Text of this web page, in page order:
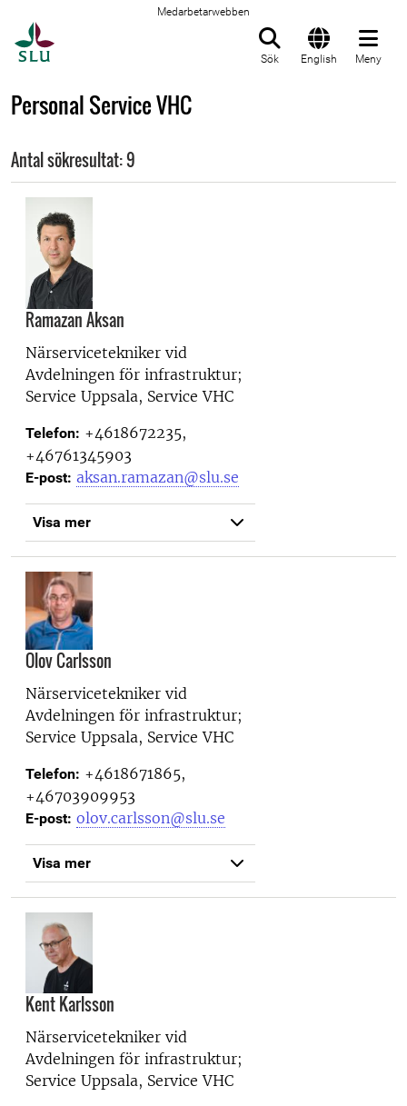
Medarbetarwebben
Sök English Meny
Personal Service VHC
Antal sökresultat: 9
Ramazan Aksan
Närservicetekniker vid
Avdelningen för infrastruktur;
Service Uppsala, Service VHC
Telefon: +4618672235,
+46761345903
E-post: aksan.ramazan@slu.se
Visa mer
Olov Carlsson
Närservicetekniker vid
Avdelningen för infrastruktur;
Service Uppsala, Service VHC
Telefon: +4618671865,
+46703909953
E-post: olov.carlsson@slu.se
Visa mer
Kent Karlsson
Närservicetekniker vid
Avdelningen för infrastruktur;
Service Uppsala, Service VHC